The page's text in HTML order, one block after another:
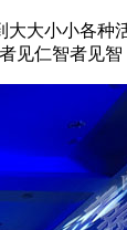
大小小各
仁智者见